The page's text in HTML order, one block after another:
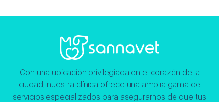
Con una ubicación privilegiada en el corazón de la
ciudad, nuestra clínica ofrece una amplia gama de
servicios especializados para asegurarnos de que tus